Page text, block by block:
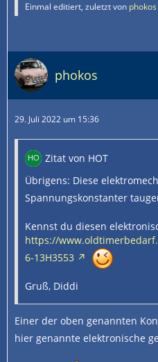
Einmal editiert, zuletzt von phokos
phokos
29. Juli 2022 um 15:36
Zitat von HOT
Übrigens: Diese
Spannungskonstanter
Kennst du diesen
https://
6-13H3553
Gruß, Diddi
Einer der oben genannten
hier genannte elektronische